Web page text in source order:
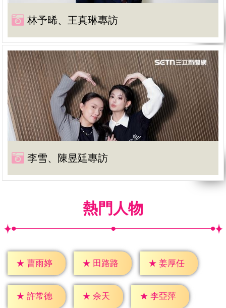
林予晞、王真琳專訪
李雪、陳昱廷專訪
熱門人物
★ 曹雨婷 ★ 田路路 ★ 姜厚任
★ 許常德 ★ 余天 ★ 李亞萍